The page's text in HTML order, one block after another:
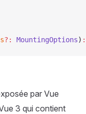
? : MountingOptions) :
par Vue
3 qui contient